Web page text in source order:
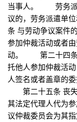
当事人。 劳务派
议的，劳务派遣单
条 与劳动争议案件
参加仲裁活动或者
动。 第二十四条
托他人参加仲裁活
人签名或者盖章的
第二十五条 丧失
其法定代理人代为
议仲裁委员会为其